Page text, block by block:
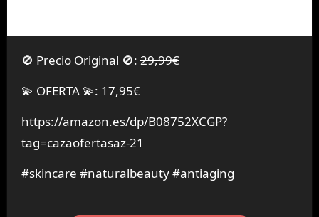
🚫 Precio Original 🚫:29,99€
💫 OFERTA 💫: 17,95€
https://amazon.es/dp/B08752XCGP?
tag=cazaofertasaz-21
#skincare #naturalbeauty #antiaging